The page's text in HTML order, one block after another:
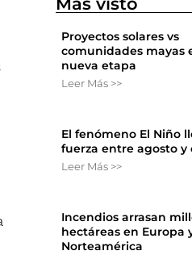
Proyectos solares vs
comunidades mayas
nueva etapa
Leer Más >>
El fenómeno El Niño
fuerza entre agosto y
Leer Más >>
Incendios arrasan
hectáreas en Europa
Norteamérica